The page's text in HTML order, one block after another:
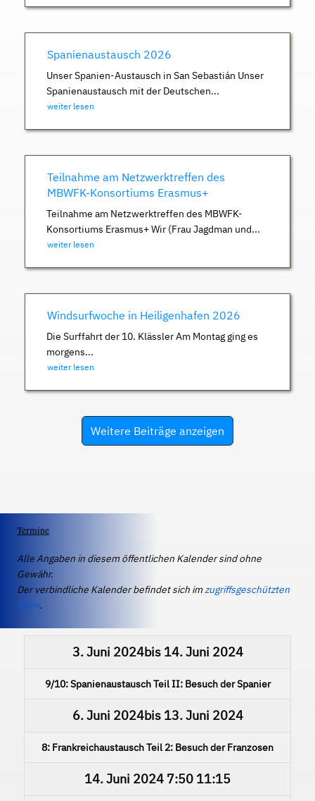
Spanienaustausch 2026
Unser Spanien-Austausch in San Sebastián Unser
Spanienaustausch mit der Deutschen...
weiter lesen
Teilnahme am Netzwerktreffen des
MBWFK-Konsortiums Erasmus+
Teilnahme am Netzwerktreffen des MBWFK-
Konsortiums Erasmus+ Wir (Frau Jagdman und...
weiter lesen
Windsurfwoche in Heiligenhafen 2026
Die Surffahrt der 10. Klässler Am Montag ging es
morgens...
weiter lesen
Weitere Beiträge anzeigen
Termine
Alle Angaben in diesem öffentlichen Kalender sind ohne
Gewähr.
Der verbindliche Kalender befindet sich imzugriffsgeschützten
IServ.
3. Juni 2024bis 14. Juni 2024
9/10: Spanienaustausch Teil II: Besuch der Spanier
6. Juni 2024bis 13. Juni 2024
8: Frankreichaustausch Teil 2: Besuch der Franzosen
14. Juni 2024 7:50 11:15